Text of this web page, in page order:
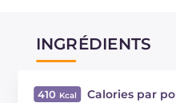
INGRÉDIENTS
410 Calories par